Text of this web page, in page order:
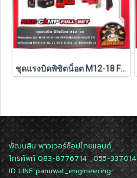
ชุดแรงบิดพิชิตน็อต M12-18 FPP2LR2605-522X TH Milwaukee (M18-FMTIW2F12-0X0+M12-FRAIWF12-0)
พัฒนสิน พาวเวอร์ช็อปไทยแลนด์
โทรศัพท์ 083-8776714 , 055-337014
ID LINEpanuwat_engineering